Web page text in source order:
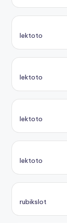
lektoto
lektoto
lektoto
lektoto
rubikslot